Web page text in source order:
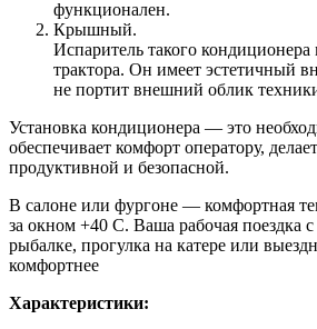
функционален.
Крышный.
Испаритель такого
трактора. Он имеет эстетичный
не портит внешний облик
Установка кондиционера — это
обеспечивает комфорт оператору,
продуктивной и безопасной.
В салоне или фургоне — комфортная
за окном +40 C. Ваша рабочая поездка
рыбалке, прогулка на катере или
комфортнее
Характеристики: